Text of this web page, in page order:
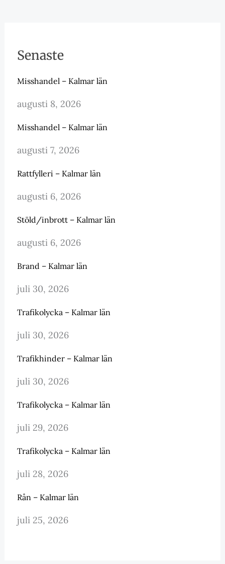
Senaste
Misshandel – Kalmar län
augusti 8, 2026
Misshandel – Kalmar län
augusti 7, 2026
Rattfylleri – Kalmar län
augusti 6, 2026
Stöld/inbrott – Kalmar län
augusti 6, 2026
Brand – Kalmar län
juli 30, 2026
Trafikolycka – Kalmar län
juli 30, 2026
Trafikhinder – Kalmar län
juli 30, 2026
Trafikolycka – Kalmar län
juli 29, 2026
Trafikolycka – Kalmar län
juli 28, 2026
Rån – Kalmar län
juli 25, 2026